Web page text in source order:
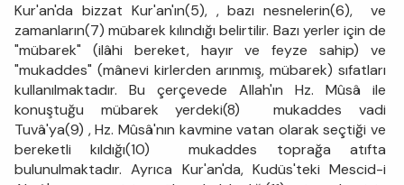
Kur'an'da bizzat Kur'an'ın(5), , bazı nesnelerin(6), ve
zamanların(7) mübarek kılındığı belirtilir. Bazı yerler için de
"mübarek" (ilâhi bereket, hayır ve feyze sahip) ve
"mukaddes" (mânevi kirlerden arınmış, mübarek) sıfatları
kullanılmaktadır. Bu çerçevede Allah'ın Hz. Mûsâ ile
konuştuğu mübarek yerdeki(8) mukaddes vadi
Tuvâ'ya(9) , Hz. Mûsâ'nın kavmine vatan olarak seçtiği ve
bereketli kıldığı(10) mukaddes toprağa atıfta
bulunulmaktadır. Ayrıca Kur'an'da, Kudüs'teki Mescid-i